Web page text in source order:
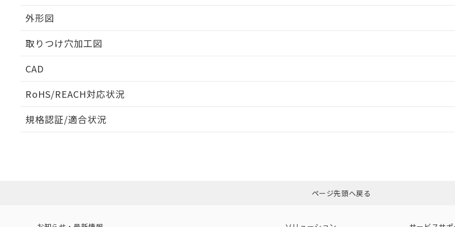
外形図
取りつけ穴加工図
CAD
RoHS/REACH対応状況
EU RoHS 注意事項・凡例
ダウンロードはこちら
規格認証/適合状況
（イギリス
（ノルウェー
（日本
（アメリカ
ページ先頭へ戻る